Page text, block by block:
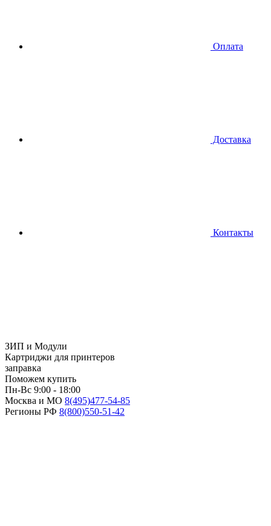
Оплата
Доставка
Контакты
ЗИП и Модули
Картриджи для принтеров
заправка
Поможем купить
Пн-Вс 9:00 - 18:00
Москва и МО 8(495)477-54-85
Регионы РФ 8(800)550-51-42